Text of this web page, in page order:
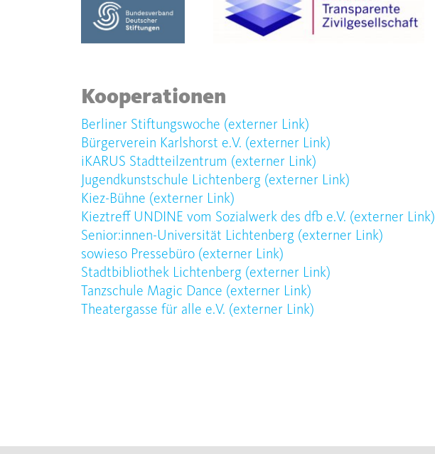
Kooperationen
Berliner Stiftungswoche (externer Link)
Bürgerverein Karlshorst e.V. (externer Link)
iKARUS Stadtteilzentrum (externer Link)
Jugendkunstschule Lichtenberg (externer Link)
Kiez-Bühne (externer Link)
Kieztreff UNDINE vom Sozialwerk des dfb e.V. (externer Link)
Senior:innen-Universität Lichtenberg (externer Link)
sowieso Pressebüro (externer Link)
Stadtbibliothek Lichtenberg (externer Link)
Tanzschule Magic Dance (externer Link)
Theatergasse für alle e.V. (externer Link)